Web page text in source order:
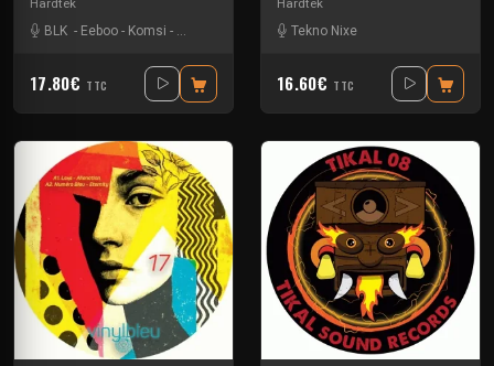
Hardtek
BLK - Eeboo - Komsi - Zone-33
17.80€ TTC
Hardtek
Tekno Nixe
16.60€ TTC